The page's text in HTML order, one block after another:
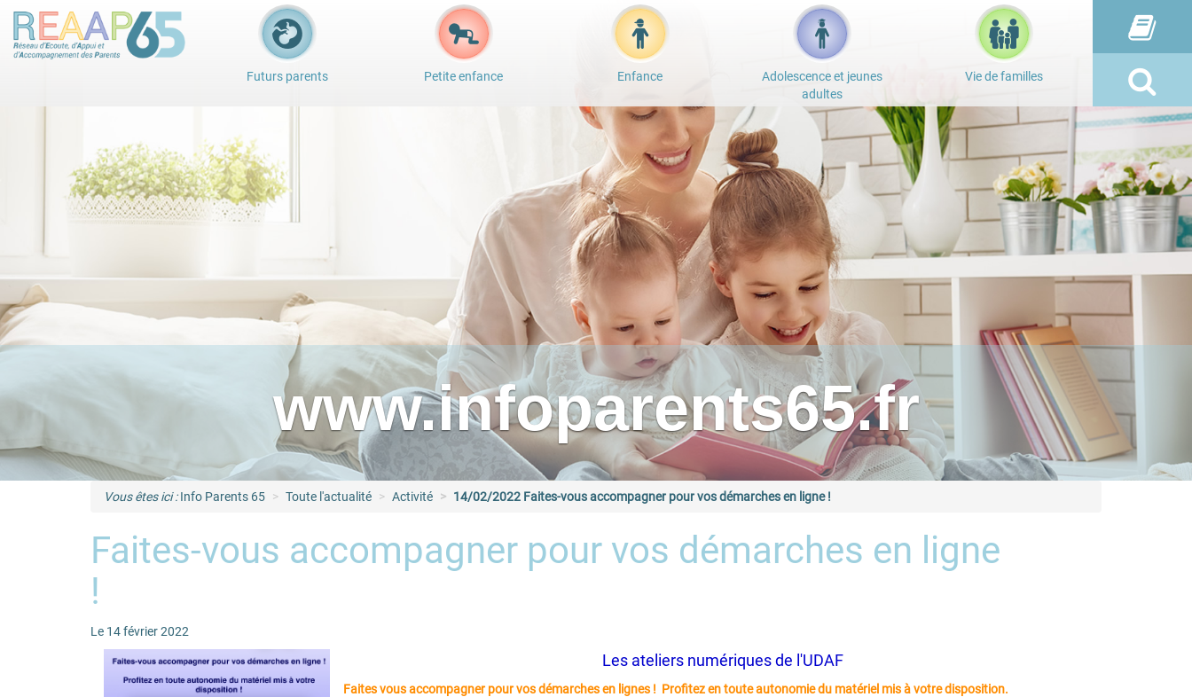
Futurs parents Petite enfance Enfance
Adolescence et jeunes
adultes
Vie de familles
www.infoparents65.fr
Vous êtes ici :Info Parents 65 Toute l'actualité Activité 14/02/2022 Faites-vous accompagner pour vos démarches en ligne !
Faites-vous accompagner pour vos démarches en ligne
!
Le 14 février 2022
Les ateliers numériques de l'UDAF
Faites vous accompagner pour vos démarches en lignes ! Profitez en toute autonomie du matériel mis à votre disposition.